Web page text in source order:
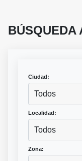
BÚSQUEDA
Ciudad:
Todos
Localidad:
Todos
Zona: